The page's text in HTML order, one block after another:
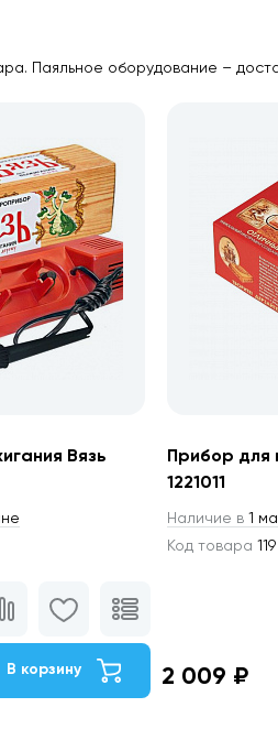
Паяльное оборудование –
Вязь
В корзину
Прибор для
1221011
Наличие в 1
Код товара
2 009 ₽